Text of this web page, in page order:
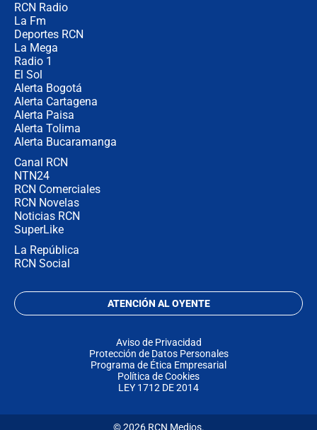
RCN Radio
La Fm
Deportes RCN
La Mega
Radio 1
El Sol
Alerta Bogotá
Alerta Cartagena
Alerta Paisa
Alerta Tolima
Alerta Bucaramanga
Canal RCN
NTN24
RCN Comerciales
RCN Novelas
Noticias RCN
SuperLike
La República
RCN Social
ATENCIÓN AL OYENTE
Aviso de Privacidad
Protección de Datos Personales
Programa de Ética Empresarial
Política de Cookies
LEY 1712 DE 2014
© 2026 RCN Medios.